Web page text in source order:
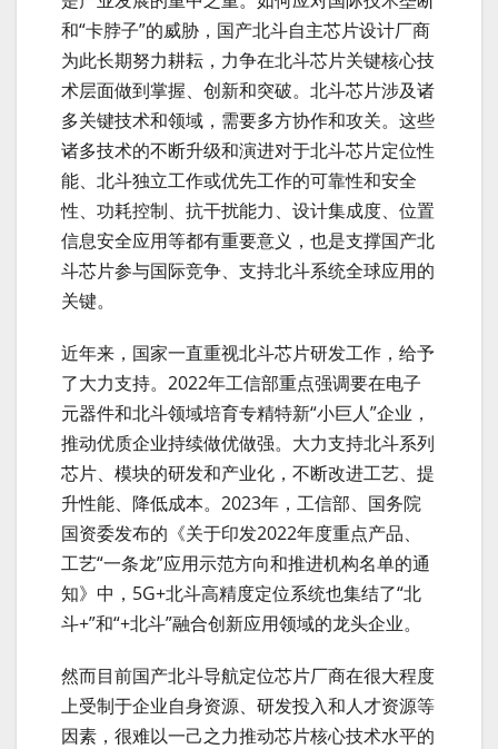
和“卡脖子”的威胁，国产北斗自主芯片设计厂商
为此长期努力耕耘，力争在北斗芯片关键核心技
术层面做到掌握、创新和突破。北斗芯片涉及诸
多关键技术和领域，需要多方协作和攻关。这些
诸多技术的不断升级和演进对于北斗芯片定位性
能、北斗独立工作或优先工作的可靠性和安全
性、功耗控制、抗干扰能力、设计集成度、位置
信息安全应用等都有重要意义，也是支撑国产北
斗芯片参与国际竞争、支持北斗系统全球应用的
关键。
近年来，国家一直重视北斗芯片研发工作，给予
了大力支持。2022年工信部重点强调要在电子
元器件和北斗领域培育专精特新“小巨人”企业，
推动优质企业持续做优做强。大力支持北斗系列
芯片、模块的研发和产业化，不断改进工艺、提
升性能、降低成本。2023年，工信部、国务院
国资委发布的《关于印发2022年度重点产品、
工艺“一条龙”应用示范方向和推进机构名单的通
知》中，5G+北斗高精度定位系统也集结了“北
斗+”和“+北斗”融合创新应用领域的龙头企业。
然而目前国产北斗导航定位芯片厂商在很大程度
上受制于企业自身资源、研发投入和人才资源等
因素，很难以一己之力推动芯片核心技术水平的